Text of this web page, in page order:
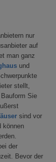
nur
auf
man ganz
und
stellt,
Sie
sind vor
können
der
Bevor der